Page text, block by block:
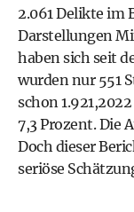
2.061 Delikte im
Darstellungen
haben sich seit
wurden nur 551
schon
7,3 Prozent. Die
Doch dieser
seriöse